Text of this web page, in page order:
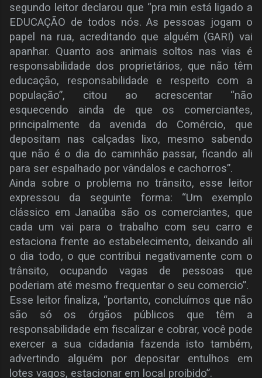
segundo leitor declarou que “pra min está ligado a
EDUCAÇÃO de todos nós. As pessoas jogam o
papel na rua, acreditando que alguém (GARI) vai
apanhar. Quanto aos animais soltos nas vias é
responsabilidade dos proprietários, que não têm
educação, responsabilidade e respeito com a
população”, citou ao acrescentar “não
esquecendo ainda de que os comerciantes,
principalmente da avenida do Comércio, que
depositam nas calçadas lixo, mesmo sabendo
que não é o dia do caminhão passar, ficando ali
para ser espalhado por vândalos e cachorros”.
Ainda sobre o problema no trânsito, esse leitor
expressou da seguinte forma: “Um exemplo
clássico em Janaúba são os comerciantes, que
cada um vai para o trabalho com seu carro e
estaciona frente ao estabelecimento, deixando ali
o dia todo, o que contribui negativamente com o
trânsito, ocupando vagas de pessoas que
poderiam até mesmo frequentar o seu comercio”.
Esse leitor finaliza, “portanto, concluímos que não
são só os órgãos públicos que têm a
responsabilidade em fiscalizar e cobrar, você pode
exercer a sua cidadania fazenda isto também,
advertindo alguém por depositar entulhos em
lotes vagos, estacionar em local proibido”.